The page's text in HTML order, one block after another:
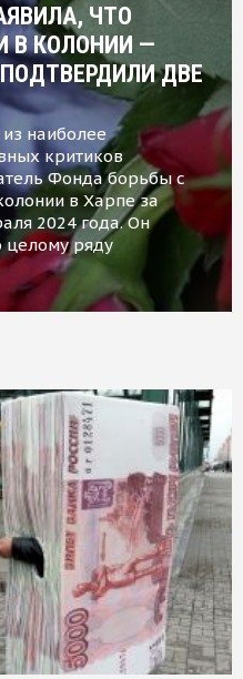
ЧТО
В КОЛОНИИ —
ДВЕ
наиболее
критиков
Фонда борьбы с
в Харпе за
2024 года. Он
целому ряду